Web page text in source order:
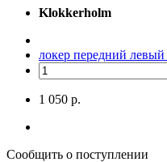
Klokkerholm
локер передний левый
1 050 р.
Сообщить о поступлении